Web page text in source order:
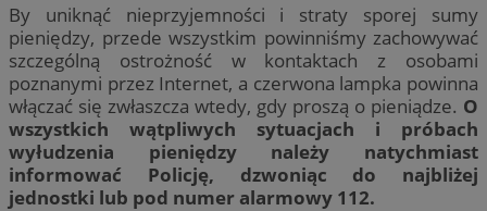
By uniknąć nieprzyjemności i straty sporej sumy
pieniędzy, przede wszystkim powinniśmy zachowywać
szczególną ostrożność w kontaktach z osobami
poznanymi przez Internet, a czerwona lampka powinna
włączać się zwłaszcza wtedy, gdy proszą o pieniądze. O
wszystkich wątpliwych sytuacjach i próbach
wyłudzenia pieniędzy należy natychmiast
informować Policję, dzwoniąc do najbliżej
jednostki lub pod numer alarmowy 112.